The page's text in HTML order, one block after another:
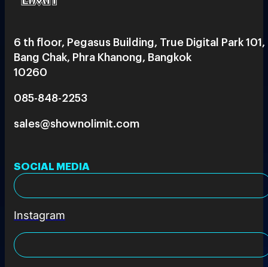
6 th floor, Pegasus Building, True Digital Park 101,
Bang Chak, Phra Khanong, Bangkok
10260
085-848-2253
sales@shownolimit.com
SOCIAL MEDIA
Instagram